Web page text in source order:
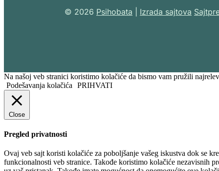
© 2026 Psihobata Izrada sajtova
Na našoj veb stranici koristimo kolačiće da bismo vam pružili
Podešavanja kolačića
PRIHVATI
Close
Pregled privatnosti
Ovaj veb sajt koristi kolačiće za poboljšanje vašeg iskustva dok se
funkcionalnosti veb stranice. Takođe koristimo kolačiće nezavisnih